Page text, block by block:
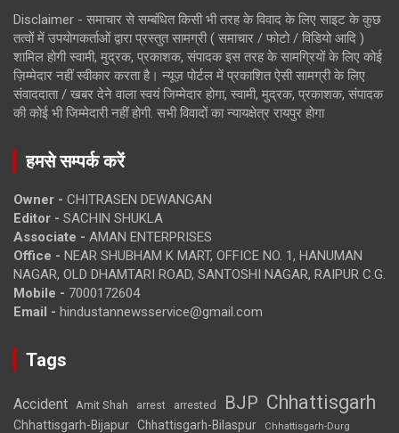
Disclaimer - समाचार से सम्बंधित किसी भी तरह के विवाद के लिए साइट के कुछ
तत्वों में उपयोगकर्ताओं द्वारा प्रस्तुत सामग्री ( समाचार / फोटो / विडियो आदि )
शामिल होगी स्वामी, मुद्रक, प्रकाशक, संपादक इस तरह के सामग्रियों के लिए कोई
ज़िम्मेदार नहीं स्वीकार करता है। न्यूज़ पोर्टल में प्रकाशित ऐसी सामग्री के लिए
संवाददाता / खबर देने वाला स्वयं जिम्मेदार होगा, स्वामी, मुद्रक, प्रकाशक, संपादक
की कोई भी जिम्मेदारी नहीं होगी. सभी विवादों का न्यायक्षेत्र रायपुर होगा
हमसे सम्पर्क करें
Owner - CHITRASEN DEWANGAN
Editor - SACHIN SHUKLA
Associate - AMAN ENTERPRISES
Office - NEAR SHUBHAM K MART, OFFICE NO. 1, HANUMAN
NAGAR, OLD DHAMTARI ROAD, SANTOSHI NAGAR, RAIPUR C.G.
Mobile - 7000172604
Email - hindustannewsservice@gmail.com
Tags
Accident Amit Shah arrest arrested BJP Chhattisgarh
Chhattisgarh-Bijapur Chhattisgarh-Bilaspur Chhattisgarh-Durg